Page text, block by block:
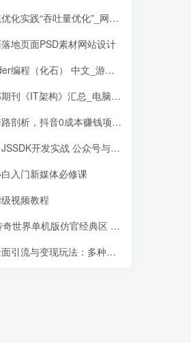
践“吞吐量优化”_网络营销教程
地页面PSD素材网站设计
（化石） 中文_游戏开发教程
《IT架构》汇总_电脑办公教程
本赚钱项目玩法，日入500+独家揭秘（共2节视频）
公众号与HTML5混合模式揭秘_新媒体运营教程
白入门新媒体必修课
视频教程
版仿官经典区 单机PC传世 可单机局域网
变现玩法：多种盈利模式月入过万